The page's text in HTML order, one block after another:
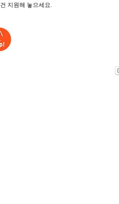
지원해 놓으세요.